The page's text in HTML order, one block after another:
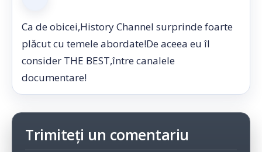
Ca de obicei,History Channel surprinde foarte
plăcut cu temele abordate!De aceea eu îl
consider THE BEST,între canalele
documentare!
Trimiteți un comentariu